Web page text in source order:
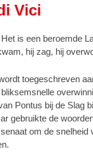
Vici
is een beroemde
hij zag, hij
toegeschreven
Pontus bij de Slag
gebruikte de
om de snelheid